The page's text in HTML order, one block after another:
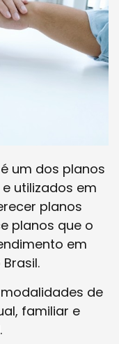
um dos planos
utilizados em
planos
planos que o
em
de
familiar e